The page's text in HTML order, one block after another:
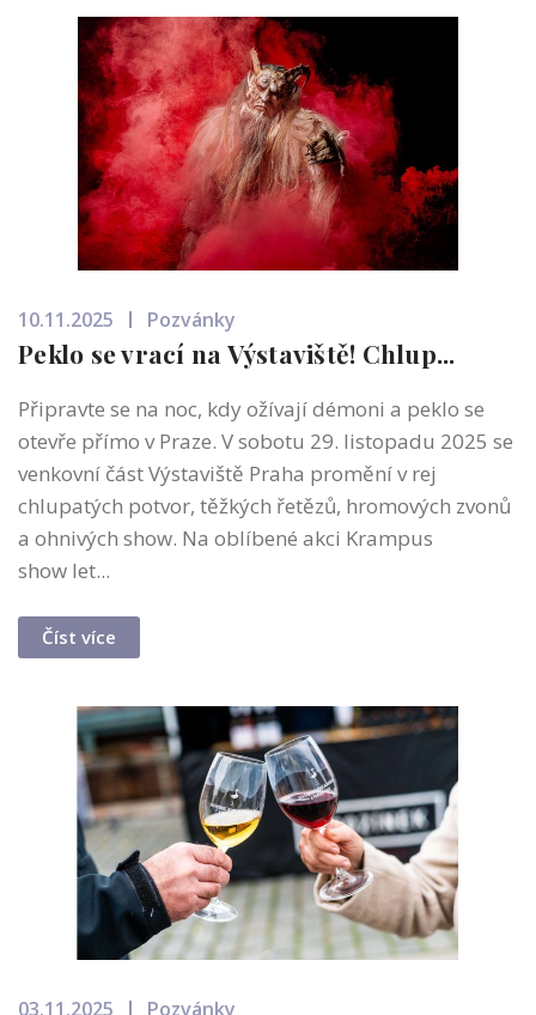
10.11.2025 Pozvánky
Peklo se vrací na Výstaviště! Chlup...
Připravte se na noc, kdy ožívají démoni a peklo se
otevře přímo v Praze. V sobotu 29. listopadu 2025 se
venkovní část Výstaviště Praha promění v rej
chlupatých potvor, těžkých řetězů, hromových zvonů
a ohnivých show. Na oblíbené akci Krampus
show let...
Číst více
03.11.2025 Pozvánky